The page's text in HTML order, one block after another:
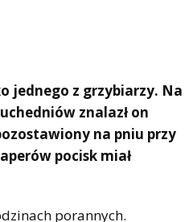
jednego z grzybiarzy. Na
znalazł on
na pniu przy
pocisk miał
porannych.